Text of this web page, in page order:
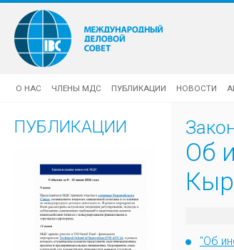
О НАС ЧЛЕНЫ МДС ПУБЛИКАЦИИ НОВОСТИ
ПУБЛИКАЦИИ
Об
"Об